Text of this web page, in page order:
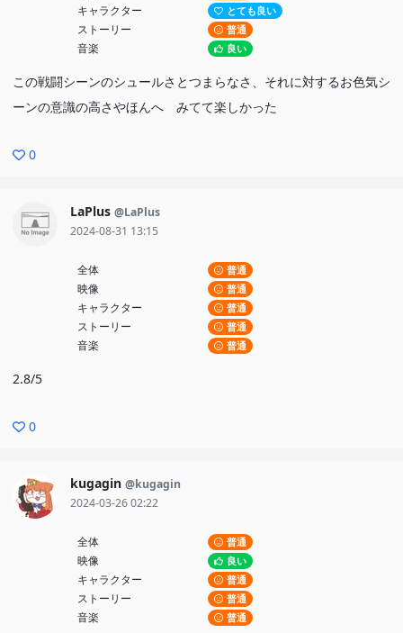
キャラクター とても良い
ストーリー 普通
音楽 良い
この戦闘シーンのシュールさとつまらなさ、それに対するお色気シ
ーンの意識の高さやほんへ みてて楽しかった
0
LaPlus @LaPlus
2024-08-31 13:15
全体 普通
映像 普通
キャラクター 普通
ストーリー 普通
音楽 普通
2.8/5
0
kugagin @kugagin
2024-03-26 02:22
全体 普通
映像 良い
キャラクター 普通
ストーリー 普通
音楽 普通